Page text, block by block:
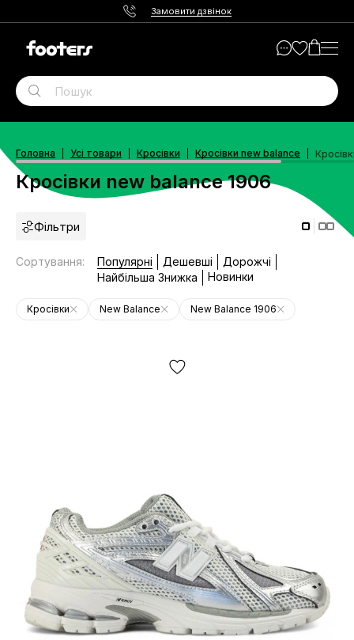
Замовити дзвінок
Головна Усі товари Кросівки Кросівки new balance
Кросівки new balance 1906
Фільтри
Сортування: Популярні Дешевші
Дорожчі
Найбільша Знижка
Новинки
Кросівки New Balance New Balance 1906